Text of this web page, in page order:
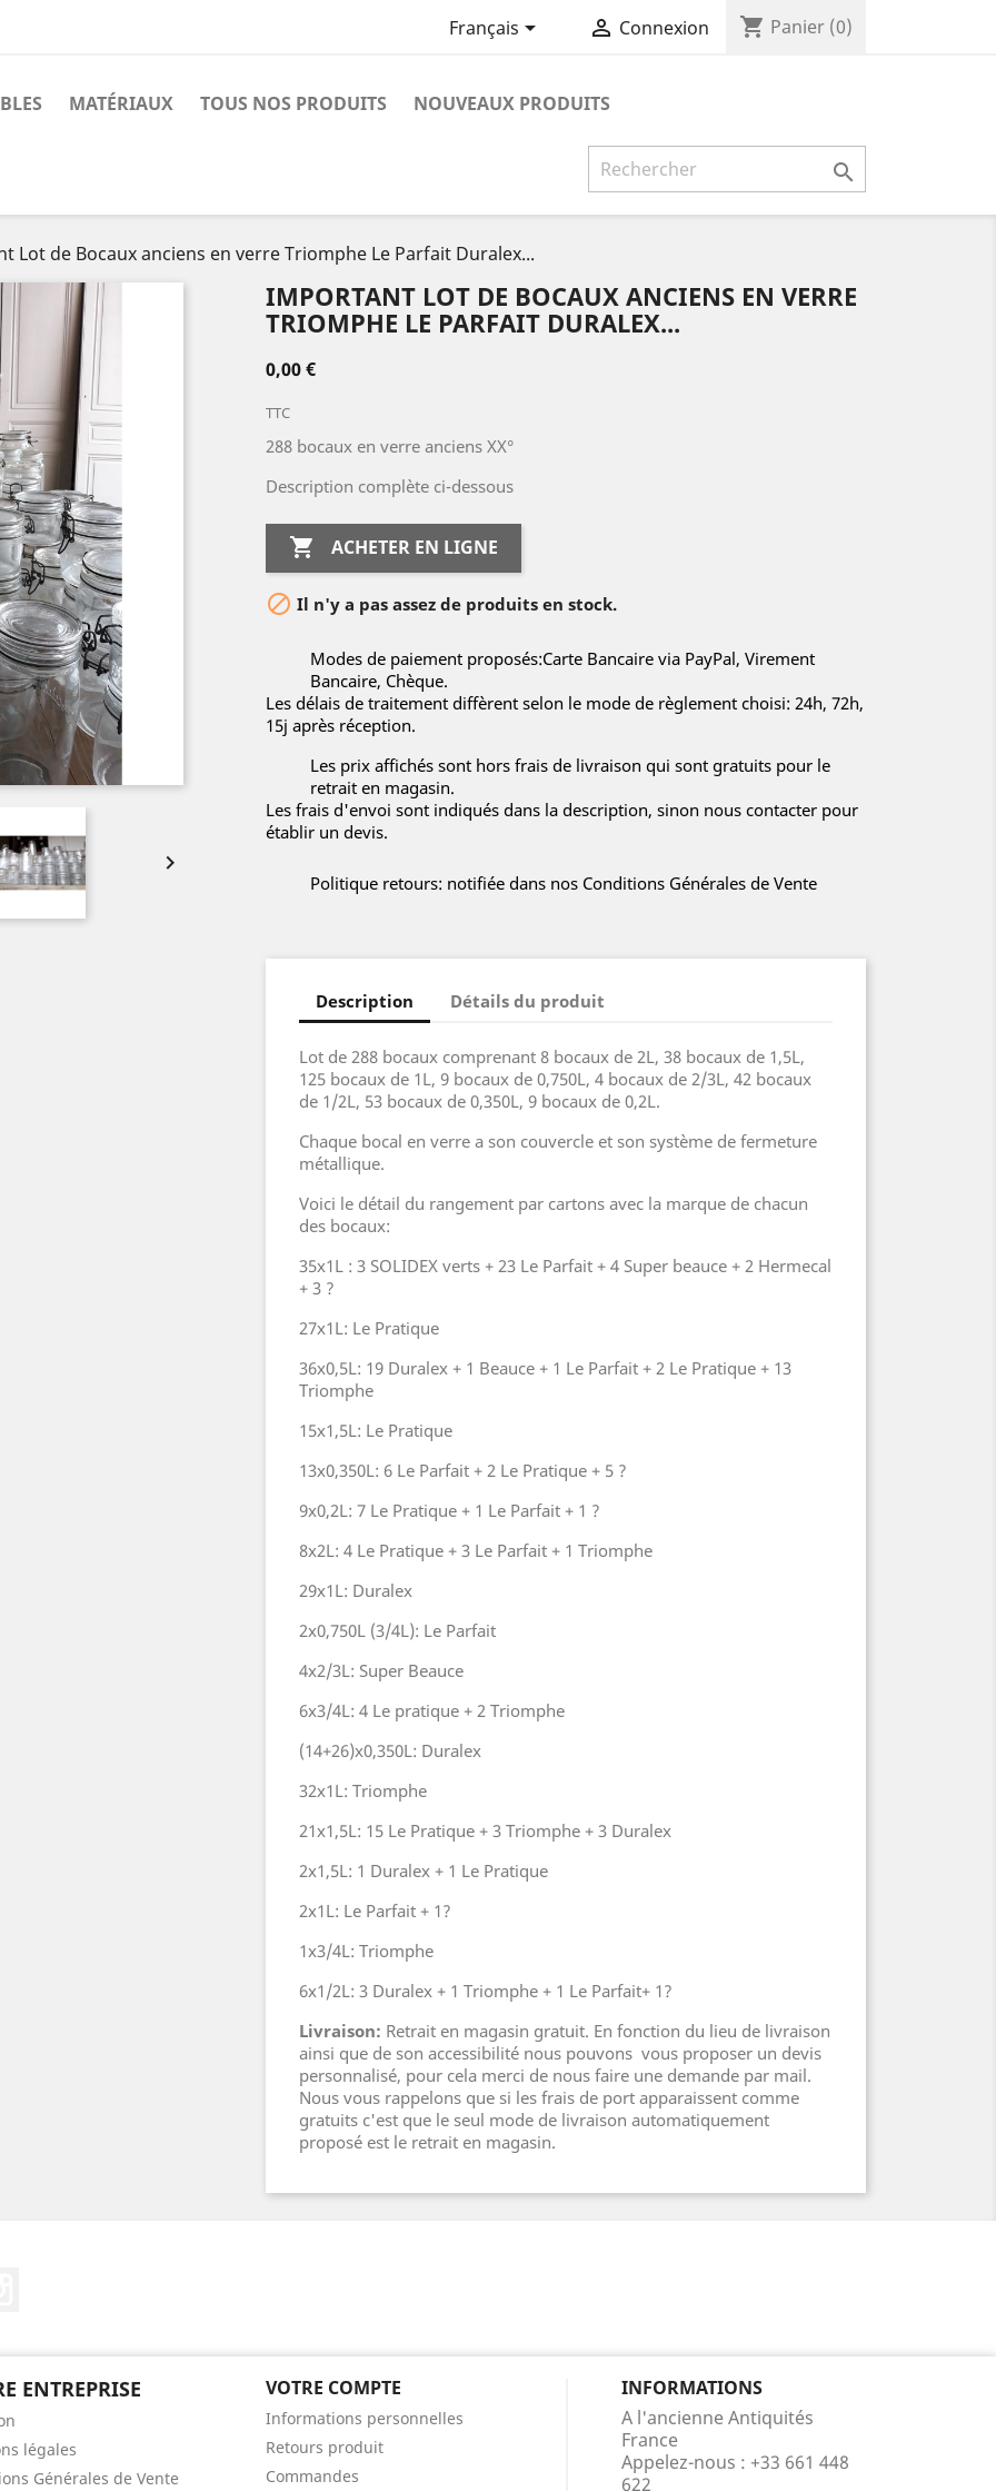
Français  Connexion shopping_cart Panier (0)
MATÉRIAUX TOUS NOS PRODUITS NOUVEAUX PRODUITS

Lot de Bocaux anciens en verre Triomphe Le Parfait Duralex...

IMPORTANT LOT DE BOCAUX ANCIENS EN VERRE
TRIOMPHE LE PARFAIT DURALEX...
0,00 €
TTC
288 bocaux en verre anciens XX°
Description complète ci-dessous
 ACHETER EN LIGNE
 Il n'y a pas assez de produits en stock.
Modes de paiement proposés:Carte Bancaire via PayPal, Virement
Bancaire, Chèque.
Les délais de traitement diffèrent selon le mode de règlement choisi: 24h, 72h,
15j après réception.
Les prix affichés sont hors frais de livraison qui sont gratuits pour le
retrait en magasin.
Les frais d'envoi sont indiqués dans la description, sinon nous contacter pour
établir un devis.
Politique retours: notifiée dans nos Conditions Générales de Vente
Description Détails du produit
Lot de 288 bocaux comprenant 8 bocaux de 2L, 38 bocaux de 1,5L,
125 bocaux de 1L, 9 bocaux de 0,750L, 4 bocaux de 2/3L, 42 bocaux
de 1/2L, 53 bocaux de 0,350L, 9 bocaux de 0,2L.
Chaque bocal en verre a son couvercle et son système de fermeture
métallique.
Voici le détail du rangement par cartons avec la marque de chacun
des bocaux:
35x1L : 3 SOLIDEX verts + 23 Le Parfait + 4 Super beauce + 2 Hermecal
+ 3 ?
27x1L: Le Pratique
36x0,5L: 19 Duralex + 1 Beauce + 1 Le Parfait + 2 Le Pratique + 13
Triomphe
15x1,5L: Le Pratique
13x0,350L: 6 Le Parfait + 2 Le Pratique + 5 ?
9x0,2L: 7 Le Pratique + 1 Le Parfait + 1 ?
8x2L: 4 Le Pratique + 3 Le Parfait + 1 Triomphe
29x1L: Duralex
2x0,750L (3/4L): Le Parfait
4x2/3L: Super Beauce
6x3/4L: 4 Le pratique + 2 Triomphe
(14+26)x0,350L: Duralex
32x1L: Triomphe
21x1,5L: 15 Le Pratique + 3 Triomphe + 3 Duralex
2x1,5L: 1 Duralex + 1 Le Pratique
2x1L: Le Parfait + 1?
1x3/4L: Triomphe
6x1/2L: 3 Duralex + 1 Triomphe + 1 Le Parfait+ 1?
Livraison: Retrait en magasin gratuit. En fonction du lieu de livraison
ainsi que de son accessibilité nous pouvons vous proposer un devis
personnalisé, pour cela merci de nous faire une demande par mail.
Nous vous rappelons que si les frais de port apparaissent comme
gratuits c'est que le seul mode de livraison automatiquement
proposé est le retrait en magasin.
ENTREPRISE
légales
Générales de Vente
VOTRE COMPTE
Informations personnelles
Retours produit
Commandes
INFORMATIONS
A l'ancienne Antiquités
France
Appelez-nous : +33 661 448
622